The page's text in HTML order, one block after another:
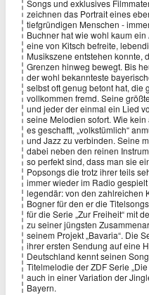
Songs und exklusives
zeichnen das Portrait eines
tiefgründigen Menschen -
Buchner hat wie wohl kaum
eine von Kitsch befreite,
Musikszene entstehen konnte,
Grenzen hinweg bewegt. Bis
der wohl bekannteste
selbst oft genug betont hat, die
vollkommen fremd. Seine
und jeder der einmal ein Lied
seine Melodien sofort. Wie
es geschafft, „volkstümlich“
und Jazz zu verbinden. Seine
dabei neben den reinen
so perfekt sind, dass man sie
Popsongs die trotz ihrer teils
immer wieder im Radio
legendär: von den zahlreichen
Bogner für den er die
für die Serie „Zur Freiheit“ mit
zu seiner jüngsten
seinem Projekt „Bavaria“. Die
ihrer ersten Sendung auf eine
Deutschland kennt seinen
Titelmelodie der ZDF Serie
auch in einer Variation der
Bayern.